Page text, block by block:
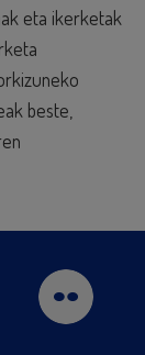
eta ikerketak
beste,